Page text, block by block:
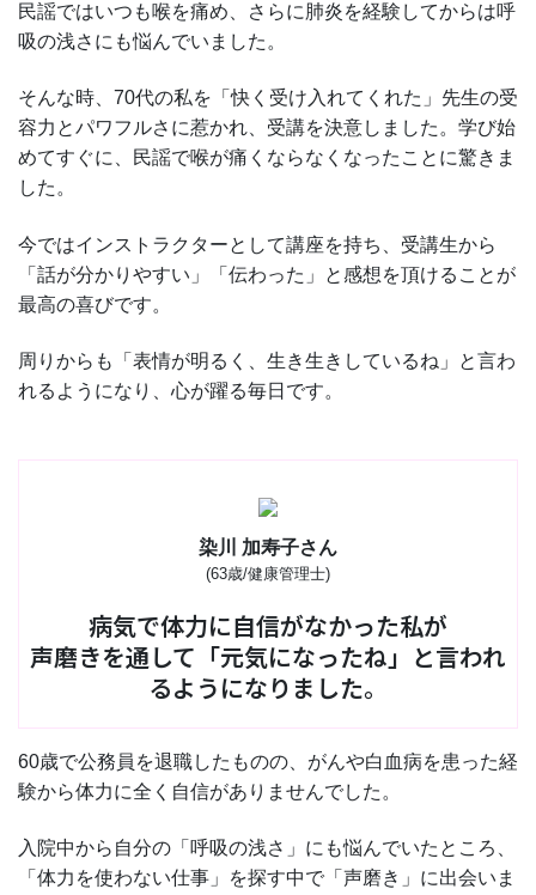
民謡ではいつも喉を痛め、さらに肺炎を経験してからは呼
吸の浅さにも悩んでいました。
そんな時、70代の私を「快く受け入れてくれた」先生の受
容力とパワフルさに惹かれ、受講を決意しました。学び始
めてすぐに、民謡で喉が痛くならなくなったことに驚きま
した。
今ではインストラクターとして講座を持ち、受講生から
「話が分かりやすい」「伝わった」と感想を頂けることが
最高の喜びです。
周りからも「表情が明るく、生き生きしているね」と言わ
れるようになり、心が躍る毎日です。
染川 加寿子さん
(63歳/健康管理士)
病気で体力に自信がなかった私が
声磨きを通して「元気になったね」と言われ
るようになりました。
60歳で公務員を退職したものの、がんや白血病を患った経
験から体力に全く自信がありませんでした。
入院中から自分の「呼吸の浅さ」にも悩んでいたところ、
「体力を使わない仕事」を探す中で「声磨き」に出会いま